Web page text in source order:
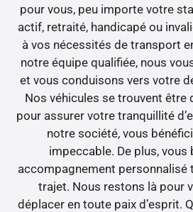
pour vous, peu importe votre
actif, retraité, handicapé ou
à vos nécessités de transport
notre équipe qualifiée, nous
et vous conduisons vers votre
Nos véhicules se trouvent être
pour assurer votre tranquillité
notre société, vous
impeccable. De plus, vous
accompagnement personnalisé
trajet. Nous restons là pour
déplacer en toute paix d’esprit.